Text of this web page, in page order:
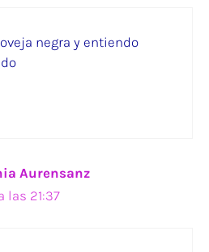
negra y entiendo
Aurensanz
las 21:37